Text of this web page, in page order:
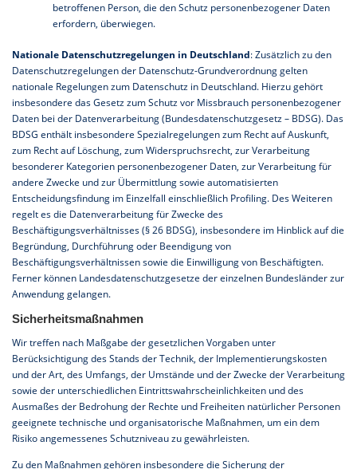
betroffenen Person, die den Schutz personenbezogener Daten
erfordern, überwiegen.
Nationale Datenschutzregelungen in Deutschland: Zusätzlich zu den
Datenschutzregelungen der Datenschutz-Grundverordnung gelten
nationale Regelungen zum Datenschutz in Deutschland. Hierzu gehört
insbesondere das Gesetz zum Schutz vor Missbrauch personenbezogener
Daten bei der Datenverarbeitung (Bundesdatenschutzgesetz – BDSG). Das
BDSG enthält insbesondere Spezialregelungen zum Recht auf Auskunft,
zum Recht auf Löschung, zum Widerspruchsrecht, zur Verarbeitung
besonderer Kategorien personenbezogener Daten, zur Verarbeitung für
andere Zwecke und zur Übermittlung sowie automatisierten
Entscheidungsfindung im Einzelfall einschließlich Profiling. Des Weiteren
regelt es die Datenverarbeitung für Zwecke des
Beschäftigungsverhältnisses (§ 26 BDSG), insbesondere im Hinblick auf die
Begründung, Durchführung oder Beendigung von
Beschäftigungsverhältnissen sowie die Einwilligung von Beschäftigten.
Ferner können Landesdatenschutzgesetze der einzelnen Bundesländer zur
Anwendung gelangen.
Sicherheitsmaßnahmen
Wir treffen nach Maßgabe der gesetzlichen Vorgaben unter
Berücksichtigung des Stands der Technik, der Implementierungskosten
und der Art, des Umfangs, der Umstände und der Zwecke der Verarbeitung
sowie der unterschiedlichen Eintrittswahrscheinlichkeiten und des
Ausmaßes der Bedrohung der Rechte und Freiheiten natürlicher Personen
geeignete technische und organisatorische Maßnahmen, um ein dem
Risiko angemessenes Schutzniveau zu gewährleisten.
Zu den Maßnahmen gehören insbesondere die Sicherung der